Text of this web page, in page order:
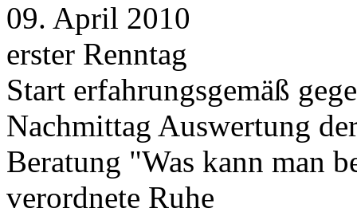
09. April 2010
erster Renntag
Start erfahrungsgemäß
Nachmittag Auswertung
Beratung "Was kann man
verordnete Ruhe